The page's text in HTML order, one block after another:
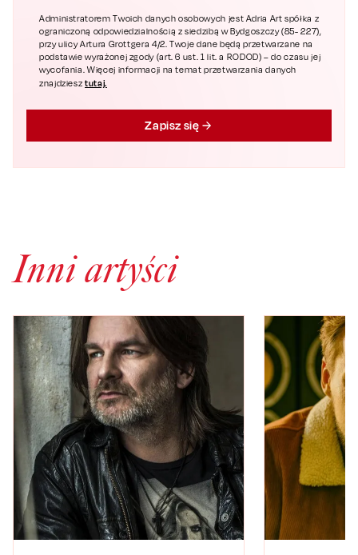
Administratorem Twoich danych osobowych jest Adria Art spółka z
ograniczoną odpowiedzialnością z siedzibą w Bydgoszczy (85- 227),
przy ulicy Artura Grottgera 4/2. Twoje dane będą przetwarzane na
podstawie wyrażonej zgody (art. 6 ust. 1 lit. a RODOD) – do czasu jej
wycofania. Więcej informacji na temat przetwarzania danych
znajdziesztutaj.
Zapisz się
Inni artyści